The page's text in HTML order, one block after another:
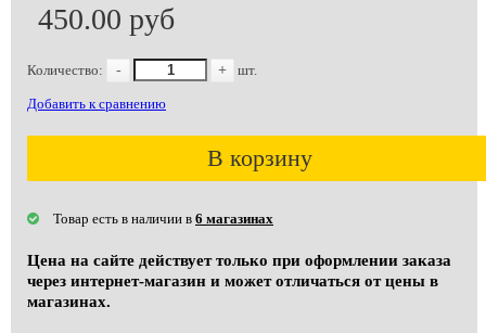
450.00 руб
Количество: - + шт.
Добавить к сравнению
В корзину
Товар есть в наличии в 6 магазинах
Цена на сайте действует только при оформлении заказа
через интернет-магазин и может отличаться от цены в
магазинах.